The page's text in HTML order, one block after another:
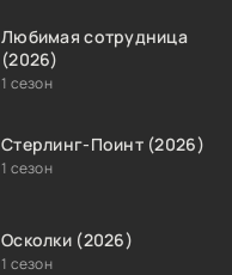
Любимая сотрудница
(2026)
1 сезон
Стерлинг-Поинт (2026)
1 сезон
Осколки (2026)
1 сезон